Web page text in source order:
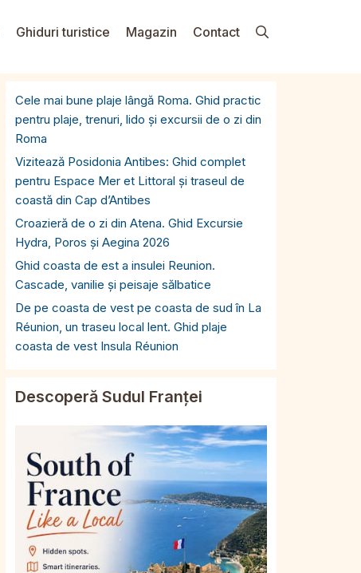
Ghiduri turistice Magazin Contact
Cele mai bune plaje lângă Roma. Ghid practic
pentru plaje, trenuri, lido și excursii de o zi din
Roma
Vizitează Posidonia Antibes: Ghid complet
pentru Espace Mer et Littoral și traseul de
coastă din Cap d’Antibes
Croazieră de o zi din Atena. Ghid Excursie
Hydra, Poros și Aegina 2026
Ghid coasta de est a insulei Reunion.
Cascade, vanilie și peisaje sălbatice
De pe coasta de vest pe coasta de sud în La
Réunion, un traseu local lent. Ghid plaje
coasta de vest Insula Réunion
Descoperă Sudul Franței